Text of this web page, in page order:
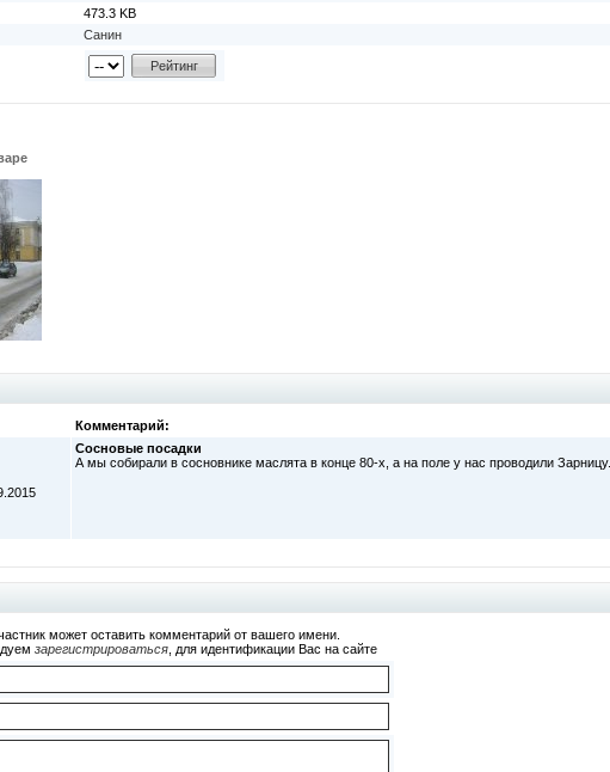
473.3 KB
Санин
Комментарий:
Сосновые посадки
А мы собирали в сосновнике маслята в конце 80-х, а на поле у нас проводили Зарницу.
может оставить комментарий от вашего имени.
зарегистрироваться , для идентификации Вас на сайте